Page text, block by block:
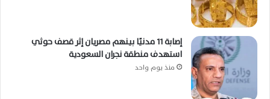
إصابة 11 مدنيًا بينهم مصريان إثر قصف حوثي
استهدف منطقة نجران السعودية
منذ يوم واحد